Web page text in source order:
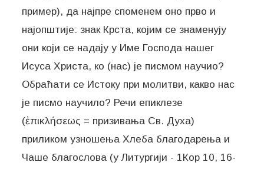
пример), да најпре споменем оно прво и
најопштије: знак Крста, којим се знаменују
они који се надају у Име Господа нашег
Исуса Христа, ко (нас) је писмом научио?
Обраћати се Истоку при молитви, какво нас
је писмо научило? Речи епиклезе
(ἐπικλήσεως = призивања Св. Духа)
приликом узношења Хлеба благодарења и
Чаше благослова (у Литургији - 1Кор 10, 16-